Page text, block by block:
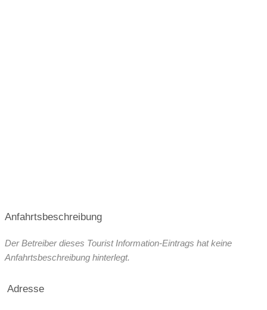
Anfahrtsbeschreibung
Der Betreiber dieses Tourist Information-Eintrags hat keine
Anfahrtsbeschreibung hinterlegt.
Adresse